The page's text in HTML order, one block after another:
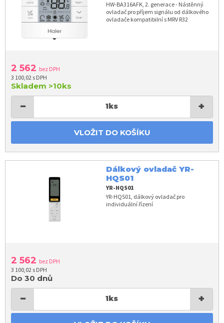
HW-BA316AFK, 2. generace - Nástěnný
ovladač pro příjem signálu od dálkového
ovladače kompatibilní s MRV R32
2 562 bez DPH
3 100,02 s DPH
Skladem >10ks
− 1ks +
VLOŽIT DO KOŠÍKU
Dálkový ovladač YR-
HQS01
YR-HQS01
YR-HQS01, dálkový ovladač pro
individuální řízení
2 562 bez DPH
3 100,02 s DPH
Do 30 dnů
− 1ks +